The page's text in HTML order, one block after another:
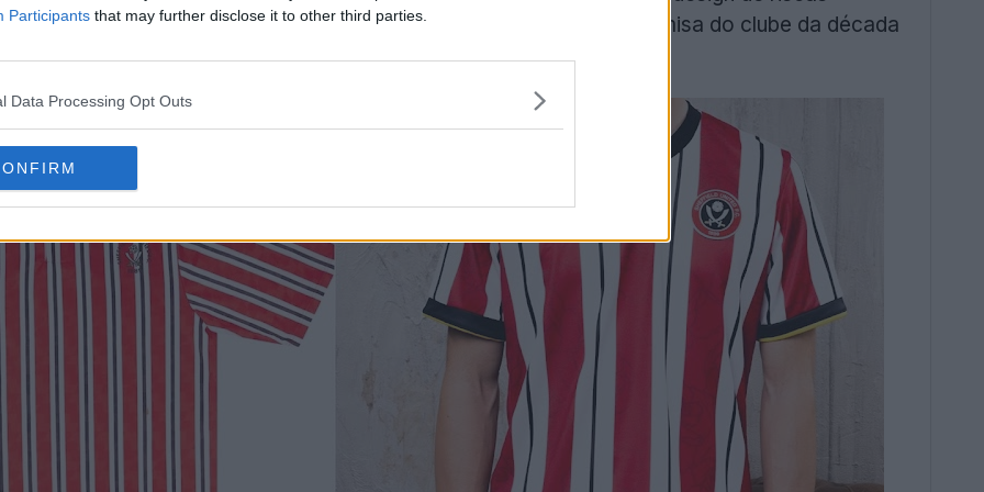
Participants that may further disclose it to other third parties.
Data Processing Opt Outs
uma linha preta entre as riscas brancas. O design é inspirado na camisa do clube da década